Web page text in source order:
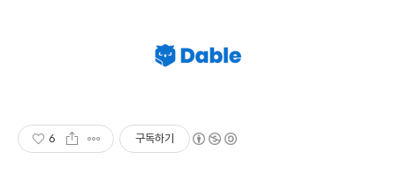
6 구독하기